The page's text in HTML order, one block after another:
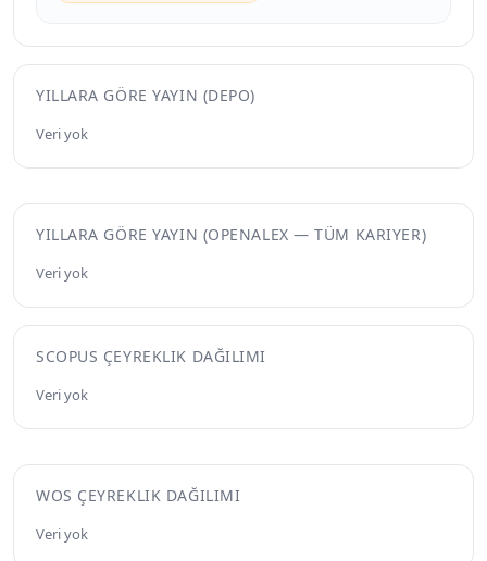
YILLARA GÖRE YAYIN (DEPO)
Veri yok
YILLARA GÖRE YAYIN (OPENALEX — TÜM KARIYER)
Veri yok
SCOPUS ÇEYREKLIK DAĞILIMI
Veri yok
WOS ÇEYREKLIK DAĞILIMI
Veri yok